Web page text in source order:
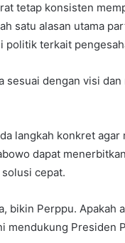
tetap konsisten
satu alasan utama
politik terkait
sesuai dengan visi
langkah konkret
dapat
cepat.
bikin Perppu. Apakah
mendukung Presiden